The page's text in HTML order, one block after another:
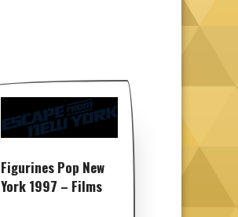
Figurines Pop New
York 1997 – Films